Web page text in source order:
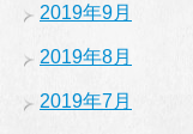
2019年9月
2019年8月
2019年7月